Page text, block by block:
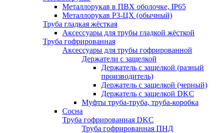
Металлорукав в ПВХ оболочке, IP65
Металлорукав РЗ-ЦХ (обычный)
Труба гладкая жёсткая
Аксессуары для трубы гладкой жёсткой
Труба гофрированная
Аксессуары для трубы гофрированной
Держатели с защелкой
Держатель с защелкой (разный
производитель)
Держатель с защелкой (черный)
Держатель с защелкой DKC
Муфты труба-труба, труба-коробка
Сосна
Труба гофрированная DKC
Труба гофрированная ПНД